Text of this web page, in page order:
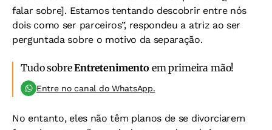
falar sobre]. Estamos tentando descobrir entre nós
dois como ser parceiros”, respondeu a atriz ao ser
perguntada sobre o motivo da separação.
Tudo sobreEntretenimento em primeira mão!
Entre no canal do WhatsApp.
No entanto, eles não têm planos de se divorciarem